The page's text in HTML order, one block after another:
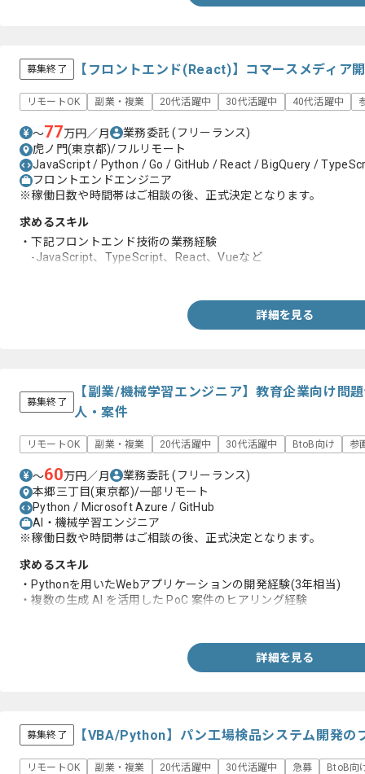
募集終了 【フロントエンド(React)】コマースメディア
リモートOK 副業・複業 20代活躍中 30代活躍中 40代活躍中
〜77万円／月 業務委託(フリーランス)
虎ノ門(東京都)/フルリモート
JavaScript / Python / Go / GitHub / React / BigQuery /
フロントエンドエンジニア
※稼働日数や時間帯はご相談の後、正式決定となります。
求めるスキル
・下記フロントエンド技術の業務経験
-JavaScript、TypeScript、React、Vueなど
詳細を見る
募集終了
【副業/機械学習エンジニア】教育企業向け問
人・案件
リモートOK 副業・複業 20代活躍中 30代活躍中 BtoB向け 参
〜60万円／月 業務委託(フリーランス)
本郷三丁目(東京都)/一部リモート
Python / Microsoft Azure / GitHub
AI・機械学習エンジニア
※稼働日数や時間帯はご相談の後、正式決定となります。
求めるスキル
・Pythonを用いたWebアプリケーションの開発経験(3年相当)
・複数の生成 AI を活用した PoC 案件のヒアリング経験
詳細を見る
募集終了 【VBA/Python】パン工場検品システム開発の
リモートOK 副業・複業 20代活躍中 30代活躍中 急募 BtoB向